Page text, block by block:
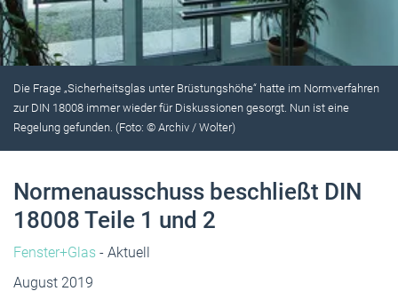
Die Frage „Sicherheitsglas unter Brüstungshöhe“ hatte im Normverfahren
zur DIN 18008 immer wieder für Diskussionen gesorgt. Nun ist eine
Regelung gefunden. (Foto: © Archiv / Wolter)
Normenausschuss beschließt DIN
18008 Teile 1 und 2
Fenster+Glas - Aktuell
August 2019